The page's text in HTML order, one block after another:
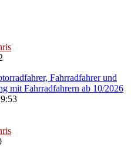
Fahrradfahrer und
mit Fahrradfahrern ab 10/2026